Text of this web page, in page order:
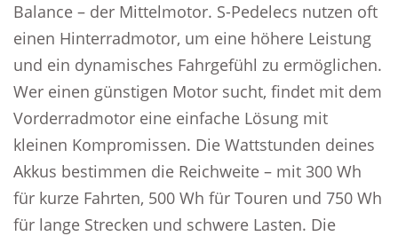
Balance – der Mittelmotor. S-Pedelecs nutzen oft
einen Hinterradmotor, um eine höhere Leistung
und ein dynamisches Fahrgefühl zu ermöglichen.
Wer einen günstigen Motor sucht, findet mit dem
Vorderradmotor eine einfache Lösung mit
kleinen Kompromissen. Die Wattstunden deines
Akkus bestimmen die Reichweite – mit 300 Wh
für kurze Fahrten, 500 Wh für Touren und 750 Wh
für lange Strecken und schwere Lasten. Die